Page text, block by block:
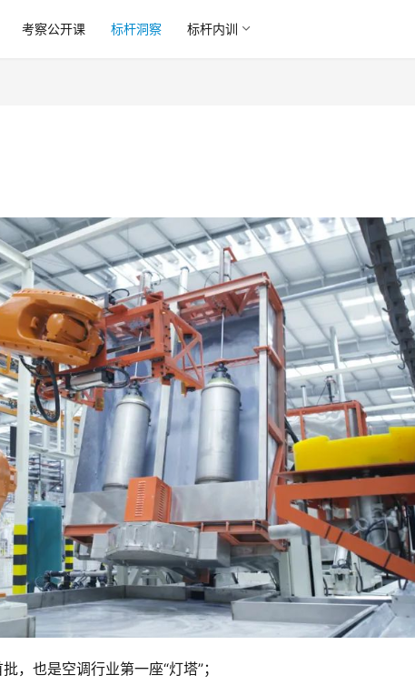
考察公开课 标杆洞察 标杆内训
，也是空调行业第一座“灯塔”；